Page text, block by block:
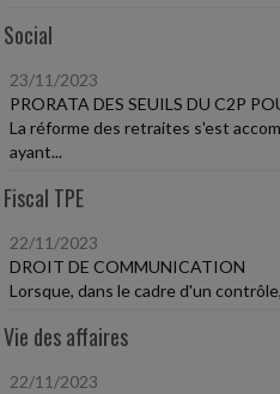
Social
23/11/2023
PRORATA DES SEUILS DU C2P
La réforme des retraites s'est
ayant...
Fiscal TPE
22/11/2023
DROIT DE COMMUNICATION
Lorsque, dans le cadre d'un
Vie des affaires
22/11/2023